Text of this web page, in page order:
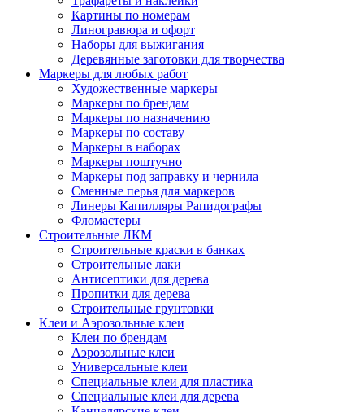
Картины по номерам
Линогравюра и офорт
Наборы для выжигания
Деревянные заготовки для творчества
Маркеры для любых работ
Художественные маркеры
Маркеры по брендам
Маркеры по назначению
Маркеры по составу
Маркеры в наборах
Маркеры поштучно
Маркеры под заправку и чернила
Сменные перья для маркеров
Линеры Капилляры Рапидографы
Фломастеры
Строительные ЛКМ
Строительные краски в банках
Строительные лаки
Антисептики для дерева
Пропитки для дерева
Строительные грунтовки
Клеи и Аэрозольные клеи
Клеи по брендам
Аэрозольные клеи
Универсальные клеи
Специальные клеи для пластика
Специальные клеи для дерева